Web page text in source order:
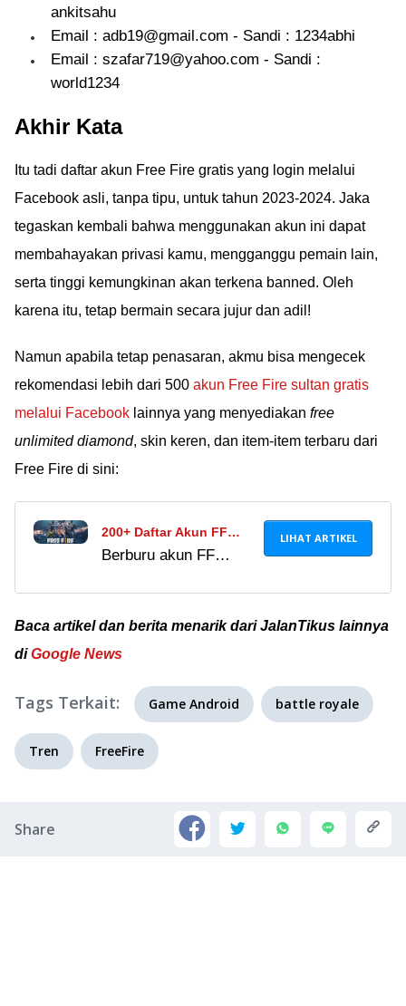
ankitsahu
Email : adb19@gmail.com - Sandi : 1234abhi
Email : szafar719@yahoo.com - Sandi :
world1234
Akhir Kata
Itu tadi daftar akun Free Fire gratis yang login melalui
Facebook asli, tanpa tipu, untuk tahun 2023-2024. Jaka
tegaskan kembali bahwa menggunakan akun ini dapat
membahayakan privasi kamu, mengganggu pemain lain,
serta tinggi kemungkinan akan terkena banned. Oleh
karena itu, tetap bermain secara jujur dan adil!
Namun apabila tetap penasaran, akmu bisa mengecek
rekomendasi lebih dari 500 akun Free Fire sultan gratis
melalui Facebook lainnya yang menyediakan free
unlimited diamond, skin keren, dan item-item terbaru dari
Free Fire di sini:
200+ Daftar Akun FF
Sultan Gratis 2024 Tidak
Berburu akun FF
terpakai? Berikut akun
FF sultan full skin
kamu dapatkan secara
gratis!
LIHAT ARTIKEL
Baca artikel dan berita menarik dari JalanTikus lainnya
diGoogle News
Tags Terkait: Game Android battle royale
Tren FreeFire
Share